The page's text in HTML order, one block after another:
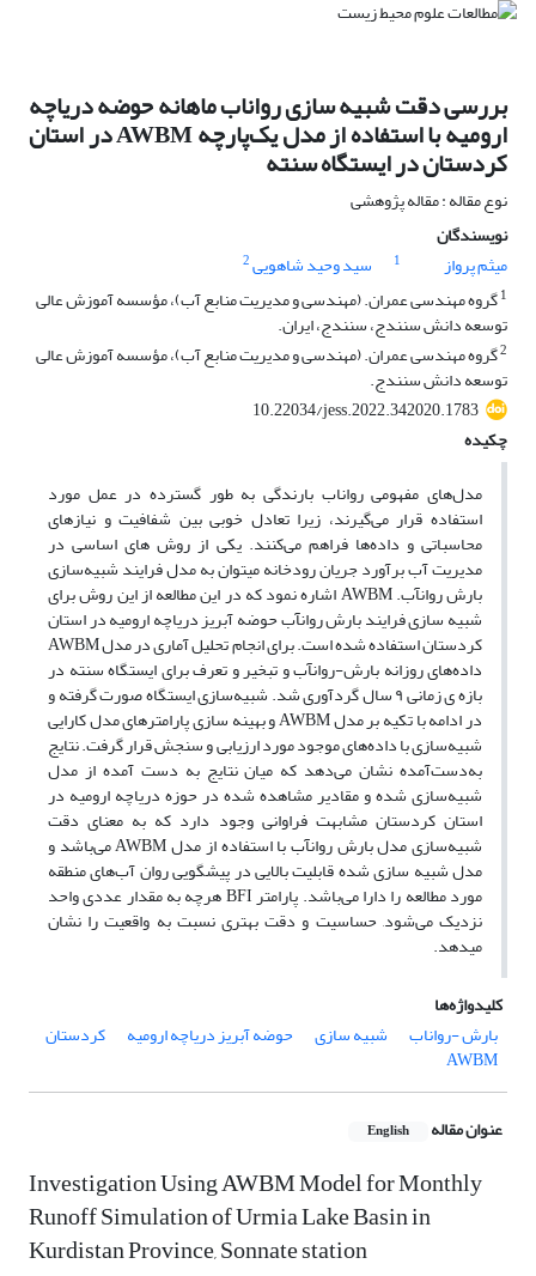
بررسی دﻗﺖ شبیه سازی رواناب ماهانه حوضه دریاچه
ارومیه با استفاده از ﻣﺪل ﯾﮏﭘﺎرﭼﻪ AWBM در اﺳﺘﺎن
ﮐﺮدﺳﺘﺎن در ایستگاه سنته
نوع مقاله : مقاله پژوهشی
نویسندگان
میثم پرواز
1 سید وحید شاهویی2
1گروه مهندسی عمران. (مهندسی و مدیریت منابع آب)، مؤسسه آموزش عالی
توسعه دانش سنندج، سنندج، ایران.
2گروه مهندسی عمران. (مهندسی و مدیریت منابع آب)، مؤسسه آموزش عالی
توسعه دانش سنندج.
10.22034/jess.2022.342020.1783
چکیده
مدل‌های مفهومی رواناب بارندگی به طور گسترده در عمل مورد
استفاده قرار می‌گیرند، زیرا تعادل خوبی بین شفافیت و نیازهای
محاسباتی و داده‌‌ها فراهم می‌کنند. یکی از روش های اساسی در
مدیریت آب برآورد جریان رودخانه میتوان به مدل فرایند شبیه‌سازی
بارش روانآب. AWBM اشاره نمود که در این مطالعه از این روش برای
شبیه سازی فرایند بارش روانآب حوضه آبریز دریاچه ارومیه در استان
کردستان استفاده شده است. برای انجام تحلیل آماری در مدل AWBM
داده‌های روزانه بارش-روانآب و تبخیر و تعرف برای ایستگاه سنته در
بازه ی زمانی ۹ سال گردآوری شد. شبیه‌سازی ایستگاه صورت گرفته و
در ادامه با تکیه بر مدل AWBM و بهینه سازی پارامترهای مدل کارایی
شبیه‌سازی با داده‌های موجود مورد ارزیابی و سنجش قرار گرفت. نتایج
به‌دست‌آمده نشان می‌دهد که میان نتایج به دست آمده از مدل
شبیه‌سازی شده و مقادیر مشاهده شده در حوزه دریاچه ارومیه در
استان کردستان مشابهت فراوانی وجود دارد که به معنای دقت
شبیه‌سازی مدل بارش روانآب با استفاده از مدل AWBM می‌باشد و
مدل شبیه سازی شده قابلیت بالایی در پیشگویی روان آب‌های منطقه
مورد مطالعه را دارا می‌باشد. پارامتر BFI هرچه به مقدار عددی واحد
نزدیک می‌شود, حساسیت و دقت بهتری نسبت به واقعیت را نشان
میدهد.
کلیدواژه‌ها
بارش -رواناب
شبیه سازی حوضه آبریز دریاچه ارومیه کردستان
AWBM
عنوان مقاله English
Investigation Using AWBM Model for Monthly
Runoff Simulation of Urmia Lake Basin in
Kurdistan Province, Sonnate station